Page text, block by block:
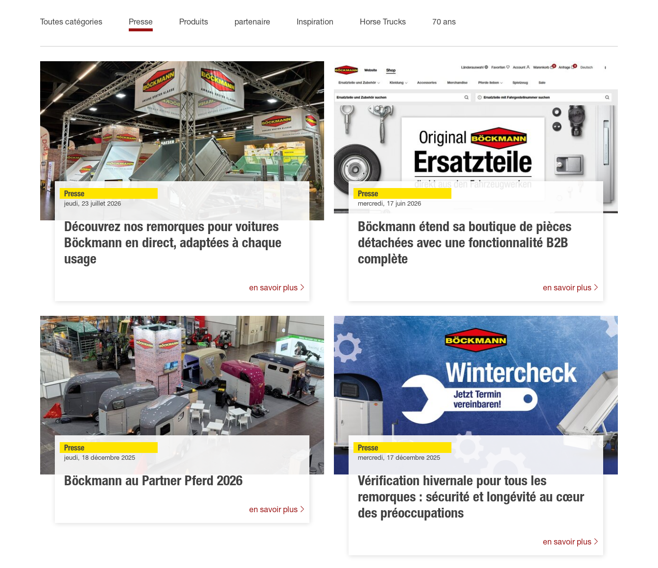
Toutes catégories Presse Produits partenaire Inspiration Horse Trucks 70 ans
Presse
jeudi, 23 juillet 2026
Découvrez nos remorques pour voitures
Böckmann en direct, adaptées à chaque
usage
en savoir plus
Presse
mercredi, 17 juin 2026
Böckmann étend sa boutique de pièces
détachées avec une fonctionnalité B2B
complète
en savoir plus
Presse
jeudi, 18 décembre 2025
Böckmann au Partner Pferd 2026
en savoir plus
Presse
mercredi, 17 décembre 2025
Vérification hivernale pour tous les
remorques : sécurité et longévité au cœur
des préoccupations
en savoir plus